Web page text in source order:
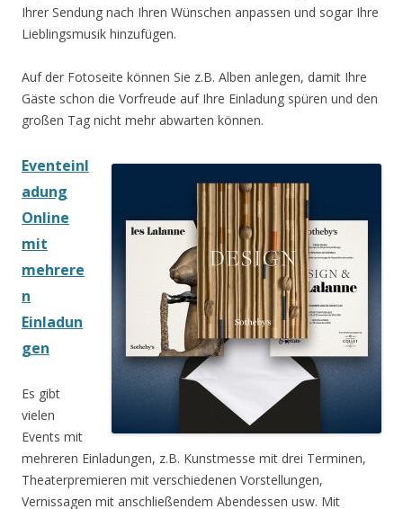
Ihrer Sendung nach Ihren Wünschen anpassen und sogar Ihre
Lieblingsmusik hinzufügen.
Auf der Fotoseite können Sie z.B. Alben anlegen, damit Ihre
Gäste schon die Vorfreude auf Ihre Einladung spüren und den
großen Tag nicht mehr abwarten können.
Eventeinl
adung
Online
mit
mehrere
n
Einladun
gen
Es gibt
vielen
Events mit
mehreren Einladungen, z.B. Kunstmesse mit drei Terminen,
Theaterpremieren mit verschiedenen Vorstellungen,
Vernissagen mit anschließendem Abendessen usw. Mit